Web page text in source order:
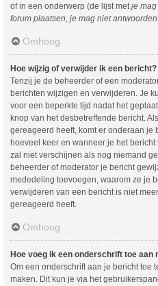
of in een onderwerp (de lijst metje
forum plaatsen, je mag niet
Omhoog
Hoe wijzig of verwijder ik een bericht?
Tenzij je de beheerder of een
berichten wijzigen en verwijderen. Je
voor een beperkte tijd nadat het
knop van het desbetreffende bericht.
gereageerd heeft, komt er onderaan je
hoeveel keer en wanneer je het
zal niet verschijnen als nog niemand
beheerder of moderator je bericht
mededeling toevoegen, waarom ze je
verwijderen van een bericht is niet
gereageerd heeft.
Omhoog
Hoe voeg ik een onderschrift toe aan
Om een onderschrift aan je bericht toe
maken. Dit kun je via het